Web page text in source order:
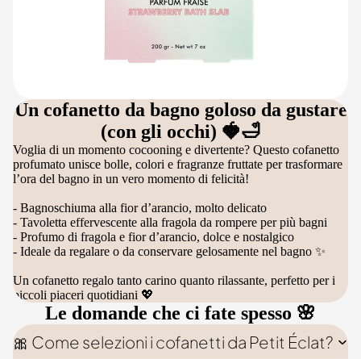
Un cofanetto da bagno goloso da gustare
(con gli occhi) 🍓🛁
Voglia di un momento cocooning e divertente? Questo cofanetto
profumato unisce bolle, colori e fragranze fruttate per trasformare
l’ora del bagno in un vero momento di felicità!
- Bagnoschiuma alla fior d’arancio, molto delicato
- Tavoletta effervescente alla fragola da rompere per più bagni
- Profumo di fragola e fior d’arancio, dolce e nostalgico
- Ideale da regalare o da conservare gelosamente nel bagno ✨
Un cofanetto regalo tanto carino quanto rilassante, perfetto per i
piccoli piaceri quotidiani 💖
Le domande che ci fate spesso 🌸
🎀 Come selezioni i cofanetti da Petit Éclat?